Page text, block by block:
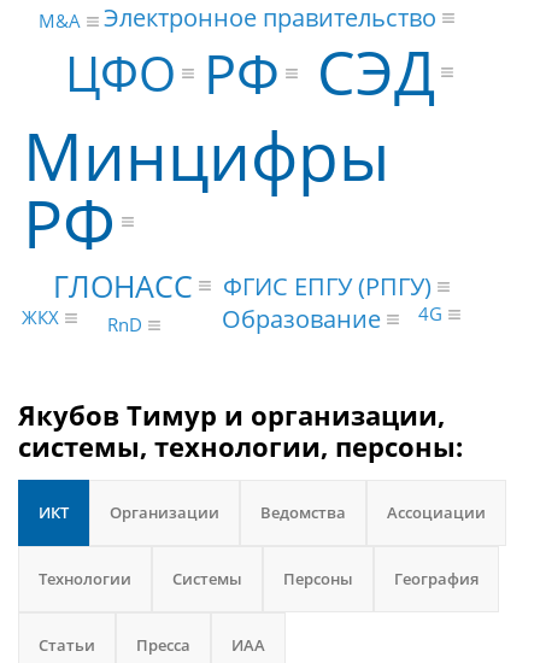
Минцифры
РФ
СЭД
РФ
ЦФО
ГЛОНАСС
ФГИС ЕПГУ (РПГУ)
Образование
Электронное правительство
4G
ЖКХ RnD
M&A
Якубов Тимур и организации,
системы, технологии, персоны:
ИКТ Организации Ведомства Ассоциации
Технологии Системы Персоны География
Статьи Пресса ИАА